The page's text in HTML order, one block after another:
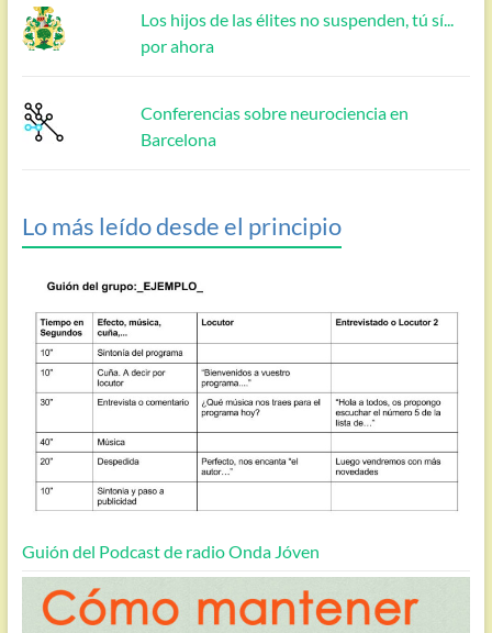
Los hijos de las élites no suspenden, tú sí...
por ahora
Conferencias sobre neurociencia en
Barcelona
Lo más leído desde el principio
Guión del Podcast de radio Onda Jóven